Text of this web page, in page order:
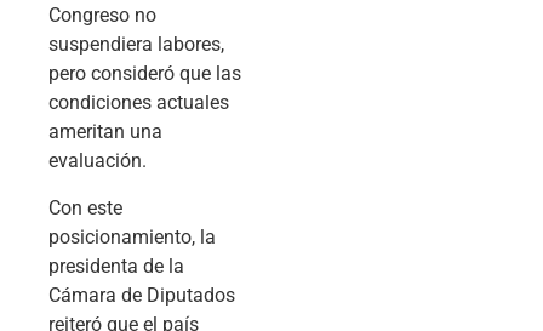
Congreso no
suspendiera labores,
pero consideró que las
condiciones actuales
ameritan una
evaluación.
Con este
posicionamiento, la
presidenta de la
Cámara de Diputados
reiteró que el país